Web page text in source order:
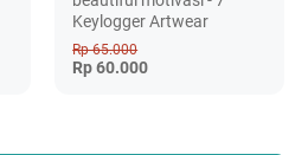
Keylogger Artwear
Rp 65.000
Rp 60.000